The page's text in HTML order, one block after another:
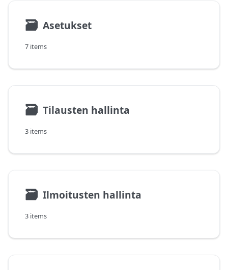
🗃 Asetukset
7 items
🗃 Tilausten hallinta
3 items
🗃 Ilmoitusten hallinta
3 items